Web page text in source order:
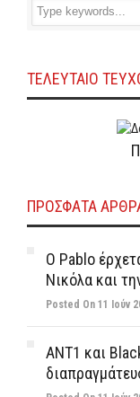
ΤΕΛΕΥΤΑΙΟ
ΠΡΌΣΦΑΤΑ
Ο Pablo
Νικόλα και
Posted On 11 Ιούν
ΑΝΤ1 και